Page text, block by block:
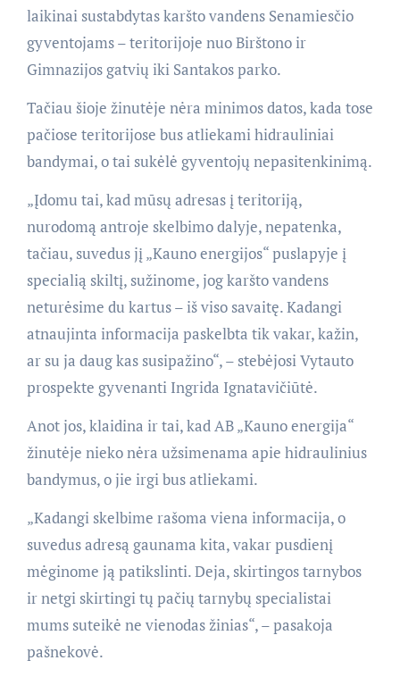
laikinai sustabdytas karšto vandens Senamiesčio
gyventojams – teritorijoje nuo Birštono ir
Gimnazijos gatvių iki Santakos parko.
Tačiau šioje žinutėje nėra minimos datos, kada tose
pačiose teritorijose bus atliekami hidrauliniai
bandymai, o tai sukėlė gyventojų nepasitenkinimą.
„Įdomu tai, kad mūsų adresas į teritoriją,
nurodomą antroje skelbimo dalyje, nepatenka,
tačiau, suvedus jį „Kauno energijos“ puslapyje į
specialią skiltį, sužinome, jog karšto vandens
neturėsime du kartus – iš viso savaitę. Kadangi
atnaujinta informacija paskelbta tik vakar, kažin,
ar su ja daug kas susipažino“, – stebėjosi Vytauto
prospekte gyvenanti Ingrida Ignatavičiūtė.
Anot jos, klaidina ir tai, kad AB „Kauno energija“
žinutėje nieko nėra užsimenama apie hidraulinius
bandymus, o jie irgi bus atliekami.
„Kadangi skelbime rašoma viena informacija, o
suvedus adresą gaunama kita, vakar pusdienį
mėginome ją patikslinti. Deja, skirtingos tarnybos
ir netgi skirtingi tų pačių tarnybų specialistai
mums suteikė ne vienodas žinias“, – pasakoja
pašnekovė.